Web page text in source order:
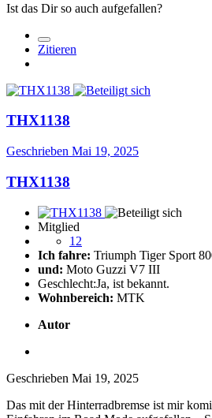
Ist das Dir so auch aufgefallen?
Zitieren
THX1138
Geschrieben Mai 19, 2025
THX1138
Mitglied
12
Ich fahre: Triumph Tiger Sport
und: Moto Guzzi V7 III
Geschlecht:Ja, ist bekannt.
Wohnbereich: MTK
Autor
Geschrieben Mai 19, 2025
Das mit der Hinterradbremse ist mir